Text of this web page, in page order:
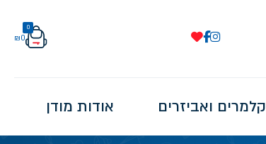
0
₪0
קלמרים ואביזרים אודות מודן